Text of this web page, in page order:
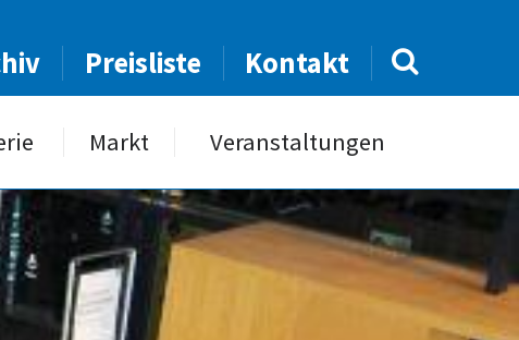
Preisliste Kontakt
Markt Veranstaltungen